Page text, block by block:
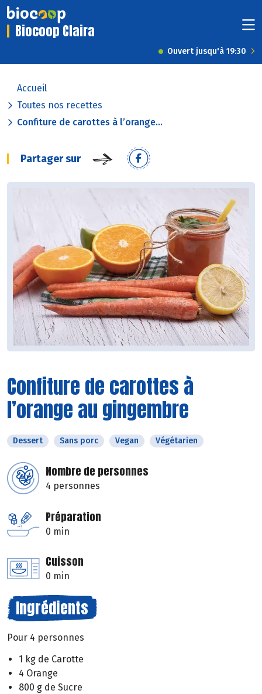
Biocoop Claira
Ouvert jusqu'à 19:30
Accueil
Toutes nos recettes
Confiture de carottes à l’orange...
Partager sur
Confiture de carottes à
l’orange au gingembre
Dessert Sans porc Vegan Végétarien
Nombre de personnes
4 personnes
Préparation
0 min
Cuisson
0 min
Ingrédients
Pour 4 personnes
1 kg de Carotte
4 Orange
800 g de Sucre